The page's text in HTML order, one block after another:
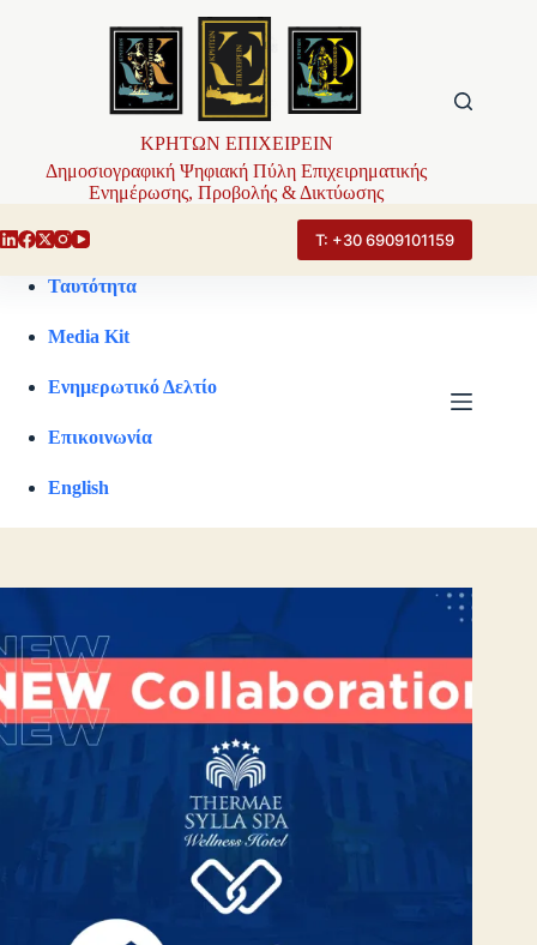
ΚΡΗΤΩΝ ΕΠΙΧΕΙΡΕΙΝ
Δημοσιογραφική Ψηφιακή Πύλη Επιχειρηματικής
Ενημέρωσης, Προβολής & Δικτύωσης
Τ: +30 6909101159
Ταυτότητα
Media Kit
Ενημερωτικό Δελτίο
Επικοινωνία
English